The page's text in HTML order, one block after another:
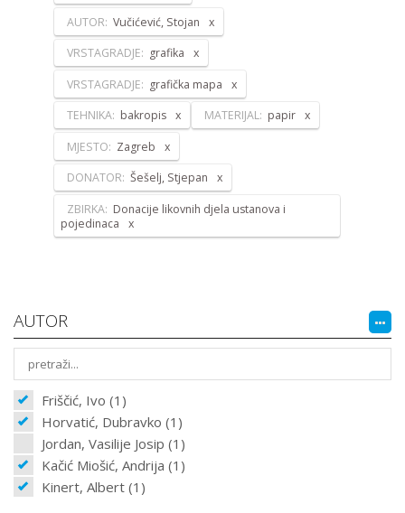
AUTOR: Vučićević, Stojan
VRSTAGRADJE: grafika
VRSTAGRADJE: grafička mapa
TEHNIKA: bakropis MATERIJAL: papir
MJESTO: Zagreb
DONATOR: Šešelj, Stjepan
ZBIRKA: Donacije likovnih djela ustanova i
pojedinaca
AUTOR
Friščić, Ivo (1)
Horvatić, Dubravko (1)
Jordan, Vasilije Josip (1)
Kačić Miošić, Andrija (1)
Kinert, Albert (1)